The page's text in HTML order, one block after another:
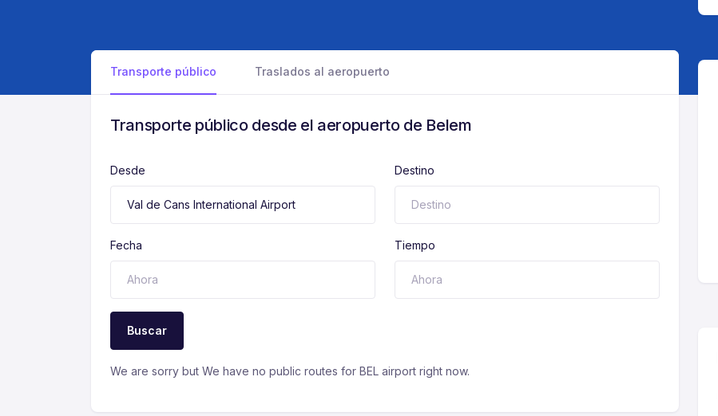
Transporte público Traslados al aeropuerto
Transporte público desde el aeropuerto de Belem
Desde Destino
Fecha Tiempo
Buscar
We are sorry but We have no public routes for BEL airport right now.